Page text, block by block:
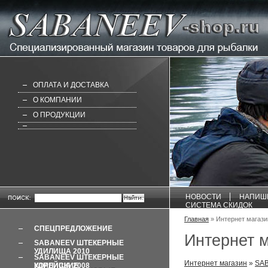
ОПЛАТА И ДОСТАВКА
О КОМПАНИИ
О ПРОДУКЦИИ
НОВОСТИ
СИСТЕМА СКИДОК
СПЕЦПРЕДЛОЖЕНИЕ
SABANEEV ШТЕКЕРНЫЕ
SABANEEV ШТЕКЕРНЫЕ
Главная » Интернет
Интернет
Интернет магазин »